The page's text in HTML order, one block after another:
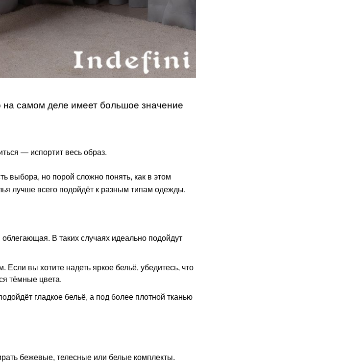
на самом деле имеет большое значение
— испортит весь образ.
выбора, но порой сложно понять, как в этом
лучше всего подойдёт к разным типам одежды.
В таких случаях идеально подойдут
вы хотите надеть яркое бельё, убедитесь, что
тёмные цвета.
гладкое бельё, а под более плотной тканью
бежевые, телесные или белые комплекты.